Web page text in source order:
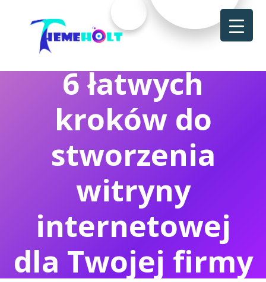
6 łatwych
kroków do
stworzenia
witryny
internetowej
dla Twojej firmy